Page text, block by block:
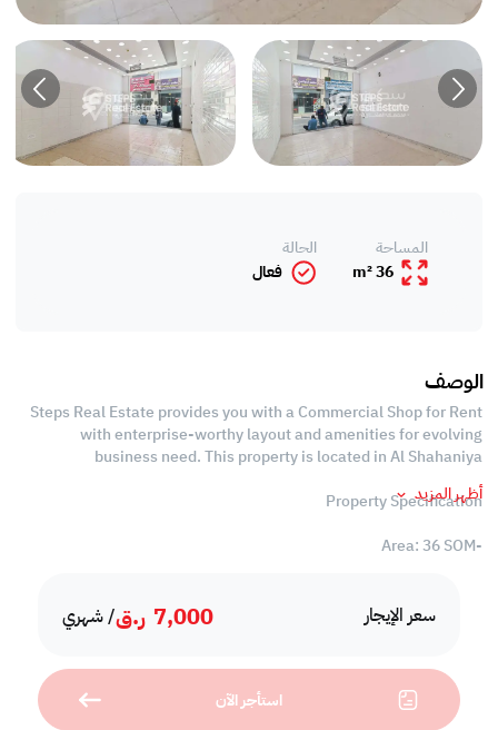
سعر الإيجار 7,000 ر.ق/ شهري
استأجر الآن
المساحة
36 m²
الحالة
فعال
الوصف
Steps Real Estate provides you with a Commercial Shop for Rent
with enterprise-worthy layout and amenities for evolving
business need. This property is located in Al Shahaniya
Property Specification
-Area: 36 SQM
Services and Amenities
أظهر المزيد